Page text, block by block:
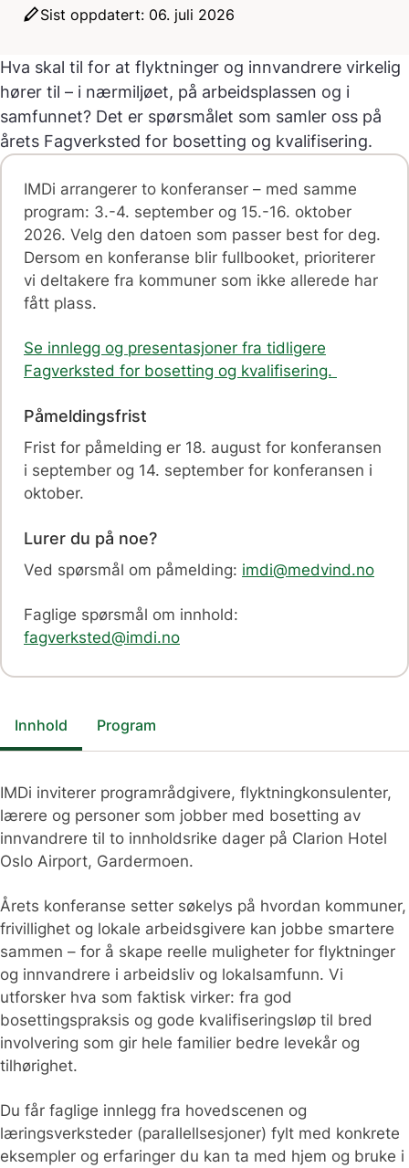
stylusSist oppdatert: 06. juli 2026
Hva skal til for at flyktninger og innvandrere virkelig
hører til – i nærmiljøet, på arbeidsplassen og i
samfunnet? Det er spørsmålet som samler oss på
årets Fagverksted for bosetting og kvalifisering.
IMDi arrangerer to konferanser – med samme
program: 3.-4. september og 15.-16. oktober
2026. Velg den datoen som passer best for deg.
Dersom en konferanse blir fullbooket, prioriterer
vi deltakere fra kommuner som ikke allerede har
fått plass.
Se innlegg og presentasjoner fra tidligere
Fagverksted for bosetting og kvalifisering.
Påmeldingsfrist
Frist for påmelding er 18. august for konferansen
i september og 14. september for konferansen i
oktober.
Lurer du på noe?
Ved spørsmål om påmelding: imdi@medvind.no
Faglige spørsmål om innhold:
fagverksted@imdi.no
Innhold Program
IMDi inviterer programrådgivere, flyktningkonsulenter,
lærere og personer som jobber med bosetting av
innvandrere til to innholdsrike dager på Clarion Hotel
Oslo Airport, Gardermoen.
Årets konferanse setter søkelys på hvordan kommuner,
frivillighet og lokale arbeidsgivere kan jobbe smartere
sammen – for å skape reelle muligheter for flyktninger
og innvandrere i arbeidsliv og lokalsamfunn. Vi
utforsker hva som faktisk virker: fra god
bosettingspraksis og gode kvalifiseringsløp til bred
involvering som gir hele familier bedre levekår og
tilhørighet.
Du får faglige innlegg fra hovedscenen og
læringsverksteder (parallellsesjoner) fylt med konkrete
eksempler og erfaringer du kan ta med hjem og bruke i